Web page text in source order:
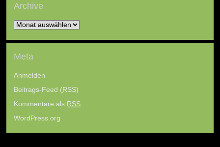
Archive
Archive
Meta
Anmelden
Beitrags-Feed (RSS)
Kommentare als RSS
WordPress.org